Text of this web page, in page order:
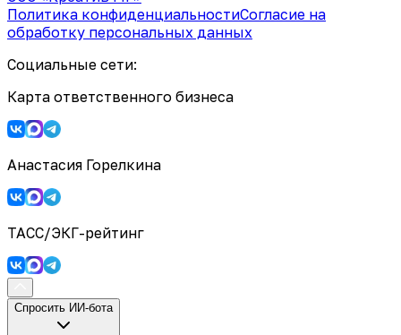
Политика конфиденциальностиСогласие на
обработку персональных данных
Социальные сети:
Карта ответственного бизнеса
Анастасия Горелкина
ТАСС/ЭКГ-рейтинг
Спросить ИИ-бота